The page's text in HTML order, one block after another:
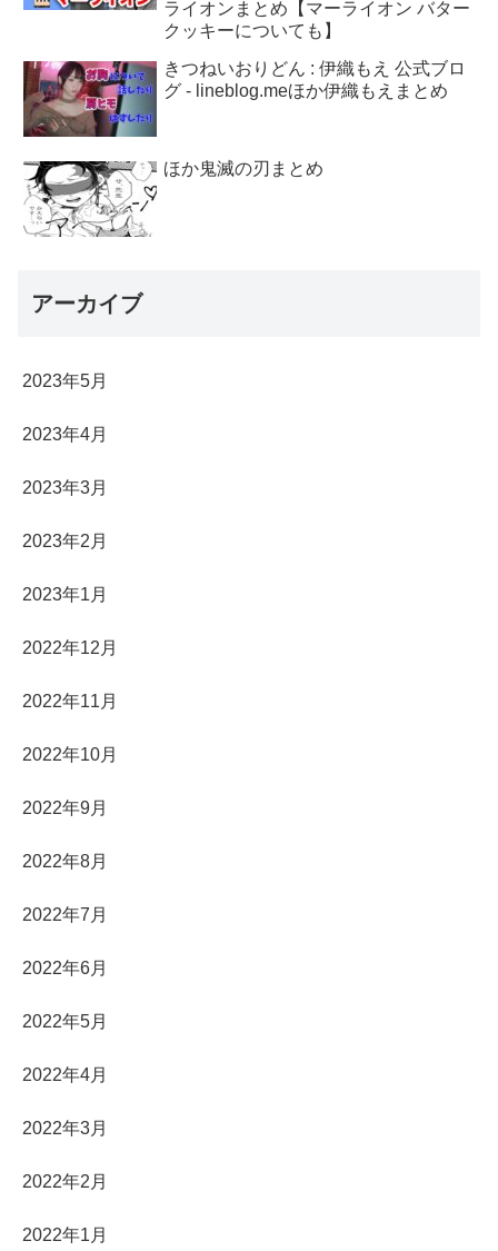
ライオンまとめ【マーライオン バター
クッキーについても】
きつねいおりどん : 伊織もえ 公式ブロ
グ - lineblog.meほか伊織もえまとめ
ほか鬼滅の刃まとめ
アーカイブ
2023年5月
2023年4月
2023年3月
2023年2月
2023年1月
2022年12月
2022年11月
2022年10月
2022年9月
2022年8月
2022年7月
2022年6月
2022年5月
2022年4月
2022年3月
2022年2月
2022年1月